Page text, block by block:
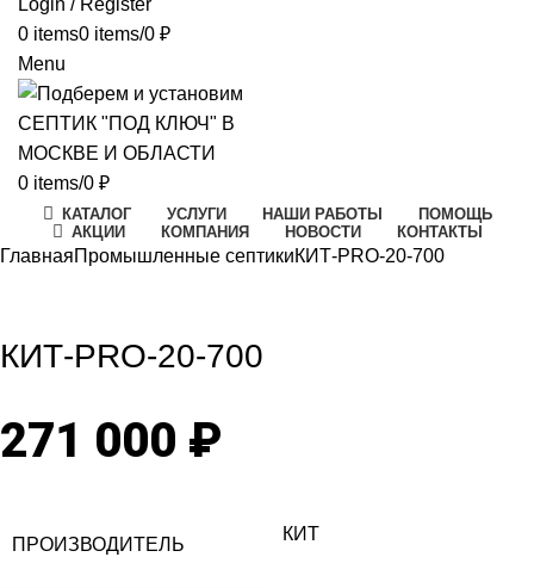
Login / Register
0 items0 items/0 ₽
Menu
0 items/0 ₽
КАТАЛОГ УСЛУГИ НАШИ РАБОТЫ
ПОМОЩЬ
АКЦИИ
КОМПАНИЯ НОВОСТИ КОНТАКТЫ
ГлавнаяПромышленные септикиКИТ-PRO-20-700
КИТ-PRO-20-700
271 000 ₽
ПРОИЗВОДИТЕЛЬ
КИТ